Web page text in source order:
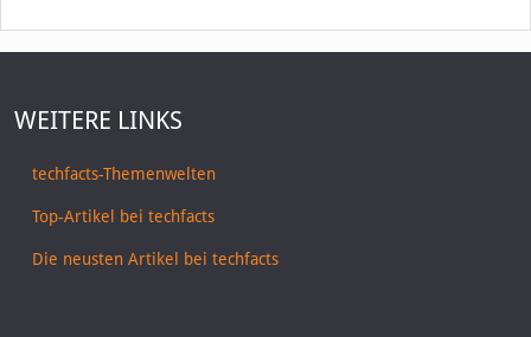
WEITERE LINKS
techfacts-Themenwelten
Top-Artikel bei techfacts
Die neusten Artikel bei techfacts